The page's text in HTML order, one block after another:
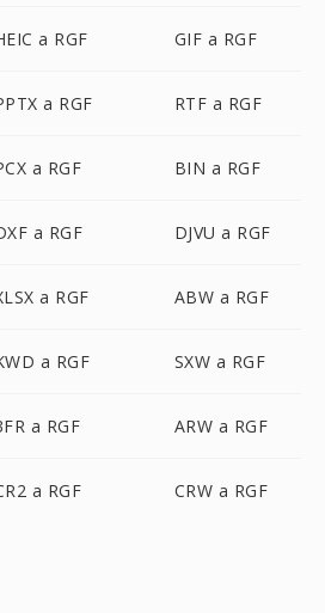
a RGF GIF a RGF
a RGF RTF a RGF
a RGF BIN a RGF
a RGF DJVU a RGF
a RGF ABW a RGF
a RGF SXW a RGF
a RGF ARW a RGF
a RGF CRW a RGF